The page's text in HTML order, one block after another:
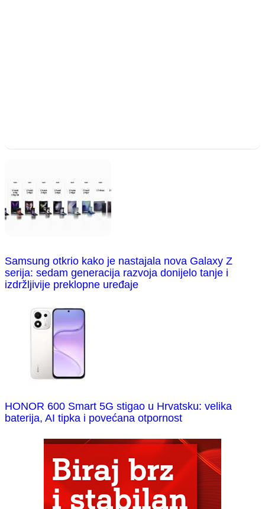
Samsung otkrio kako je nastajala nova Galaxy Z
serija: sedam generacija razvoja donijelo tanje i
izdržljivije preklopne uređaje
HONOR 600 Smart 5G stigao u Hrvatsku: velika
baterija, AI tipka i povećana otpornost